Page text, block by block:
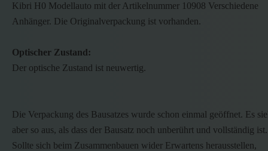
Kibri H0 Modellauto mit der Artikelnummer 10908 Verschiedene
Anhänger. Die Originalverpackung ist vorhanden.
Optischer Zustand:
Der optische Zustand ist neuwertig.
Die Verpackung des Bausatzes wurde schon einmal geöffnet. Es
aber so aus, als dass der Bausatz noch unberührt und vollständig ist.
Sollte sich beim Zusammenbauen wider Erwartens herausstellen,